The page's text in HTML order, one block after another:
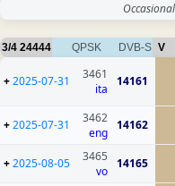
V
DVB-S
QPSK
24444
3/4
14161
3461
ita
2025-07-31
+
14162
3462
eng
2025-07-31
+
14165
3465
vo
2025-08-05
+